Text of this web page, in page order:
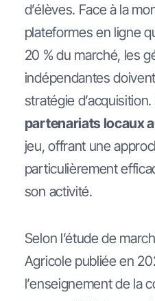
d’élèves. Face à la
plateformes en ligne
20 % du marché, les
indépendantes
stratégie
partenariats locaux
jeu, offrant une
particulièrement
son activité.
Selon l’étude de
Agricole publiée en
l’enseignement de la